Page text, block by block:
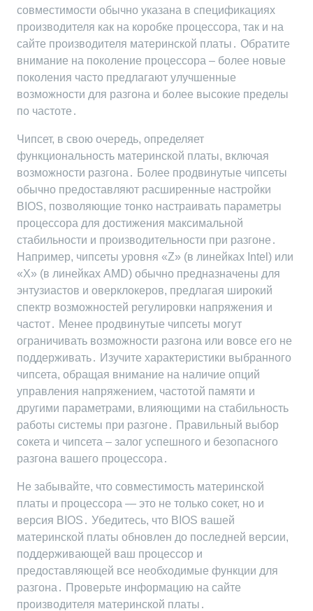
совместимости обычно указана в спецификациях
производителя как на коробке процессора, так и на
сайте производителя материнской платы․ Обратите
внимание на поколение процессора – более новые
поколения часто предлагают улучшенные
возможности для разгона и более высокие пределы
по частоте․
Чипсет, в свою очередь, определяет
функциональность материнской платы, включая
возможности разгона․ Более продвинутые чипсеты
обычно предоставляют расширенные настройки
BIOS, позволяющие тонко настраивать параметры
процессора для достижения максимальной
стабильности и производительности при разгоне․
Например, чипсеты уровня «Z» (в линейках Intel) или
«X» (в линейках AMD) обычно предназначены для
энтузиастов и оверклокеров, предлагая широкий
спектр возможностей регулировки напряжения и
частот․ Менее продвинутые чипсеты могут
ограничивать возможности разгона или вовсе его не
поддерживать․ Изучите характеристики выбранного
чипсета, обращая внимание на наличие опций
управления напряжением, частотой памяти и
другими параметрами, влияющими на стабильность
работы системы при разгоне․ Правильный выбор
сокета и чипсета – залог успешного и безопасного
разгона вашего процессора․
Не забывайте, что совместимость материнской
платы и процессора — это не только сокет, но и
версия BIOS․ Убедитесь, что BIOS вашей
материнской платы обновлен до последней версии,
поддерживающей ваш процессор и
предоставляющей все необходимые функции для
разгона․ Проверьте информацию на сайте
производителя материнской платы․